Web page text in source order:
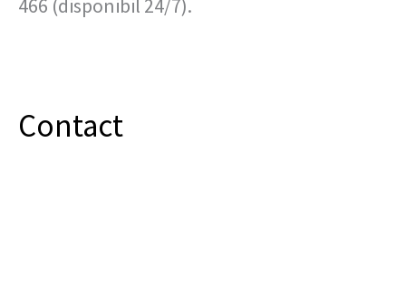
466 (disponibil 24/7).
Contact